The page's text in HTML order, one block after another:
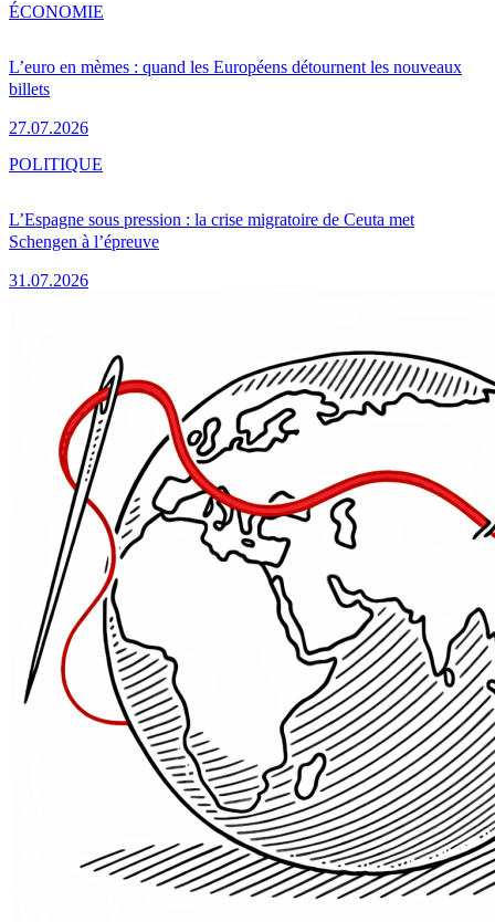
L’euro en mèmes : quand les Européens détournent les nouveaux
billets
27.07.2026
ÉCONOMIE
L’Espagne sous pression : la crise migratoire de Ceuta met
Schengen à l’épreuve
31.07.2026
POLITIQUE